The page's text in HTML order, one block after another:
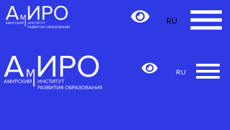
RU
RU